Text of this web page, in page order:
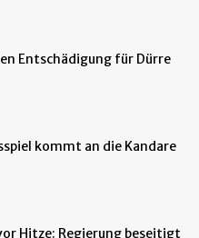
Entschädigung für Dürre
kommt an die Kandare
Hitze: Regierung beseitigt